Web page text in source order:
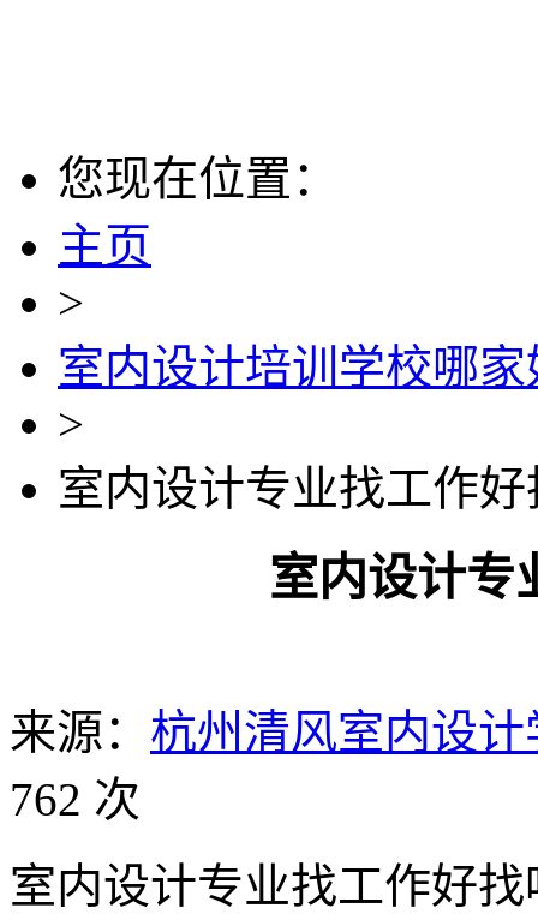
您现在位置：
主页
>
室内设计培训学校哪家
>
室内设计专业找工作
室内设计专
来源： 杭州清风室内设计
762 次
室内设计专业找工作好